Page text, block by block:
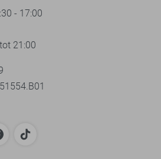
- 17:00
21:00